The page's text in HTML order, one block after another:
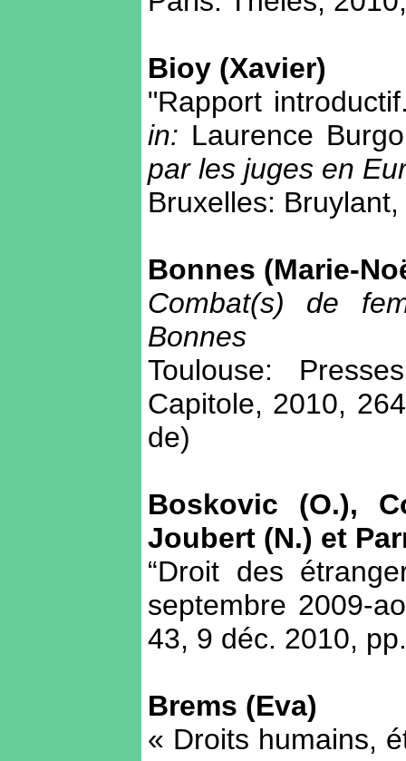
Bioy (Xavier)
"Rapport
in: Laurence
par les juges en
Bruxelles:
Bonnes (Marie-
Combat(s) de
Bonnes
Toulouse:
Capitole, 2010,
de)
Boskovic (O.),
Joubert (N.) et
“Droit des
septembre 2009-
43, 9 déc. 2010,
Brems (Eva)
« Droits humains,